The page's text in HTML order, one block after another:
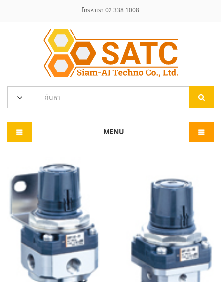
โทรหาเรา 02 338 1008
MENU